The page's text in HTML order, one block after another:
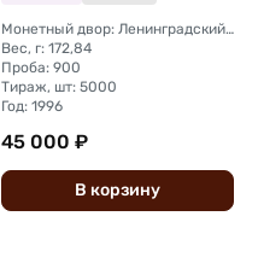
Монетный двор: Ленинградский (ЛМД)
Вес, г: 172,84
Проба: 900
Тираж, шт: 5000
Год: 1996
45 000 ₽
В корзину